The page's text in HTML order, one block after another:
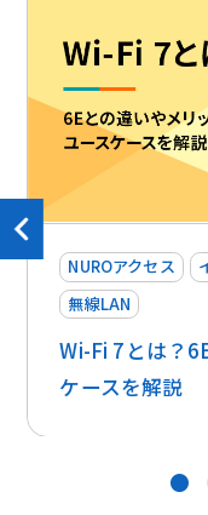
NUROアクセス
無線LAN
Wi-Fi 7とは？
ケースを解説
●
お問い